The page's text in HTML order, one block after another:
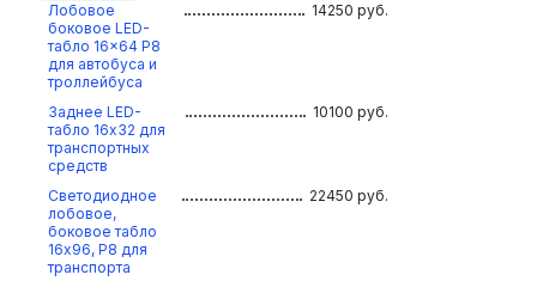
Лобовое
боковое LED-
табло 16×64 P8
для автобуса и
троллейбуса
14250 руб.
Заднее LED-
табло 16х32 для
транспортных
средств
10100 руб.
Светодиодное
лобовое,
боковое табло
16х96, Р8 для
транспорта
22450 руб.